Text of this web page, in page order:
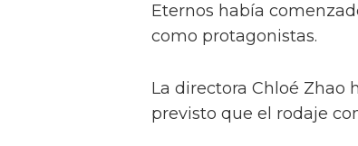
Eternos había
como protagonistas.
La directora Chloé Zhao
previsto que el rodaje